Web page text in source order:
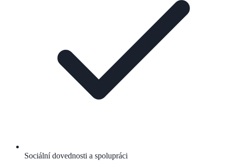
Sociální dovednosti a spolupráci